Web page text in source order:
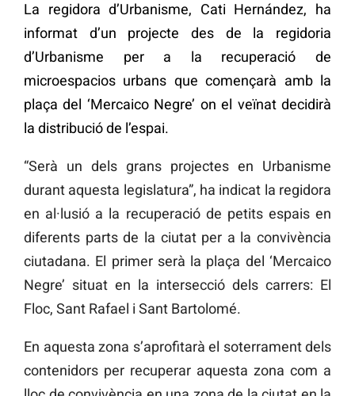
La regidora d’Urbanisme, Cati Hernández, ha
informat d’un projecte des de la regidoria
d’Urbanisme per a la recuperació de
microespacios urbans que començarà amb la
plaça del ‘Mercaico Negre’ on el veïnat decidirà
la distribució de l’espai.
“Serà un dels grans projectes en Urbanisme
durant aquesta legislatura”, ha indicat la regidora
en al·lusió a la recuperació de petits espais en
diferents parts de la ciutat per a la convivència
ciutadana. El primer serà la plaça del ‘Mercaico
Negre’ situat en la intersecció dels carrers: El
Floc, Sant Rafael i Sant Bartolomé.
En aquesta zona s’aprofitarà el soterrament dels
contenidors per recuperar aquesta zona com a